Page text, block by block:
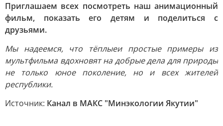
Приглашаем всех посмотреть наш анимационный
фильм, показать его детям и поделиться с
друзьями.
Мы надеемся, что тёплыеи простые примеры из
мультфильма вдохновят на добрые дела для природы
не только юное поколение, но и всех жителей
республики.
Источник: Канал в МАКС "Минэкологии Якутии"